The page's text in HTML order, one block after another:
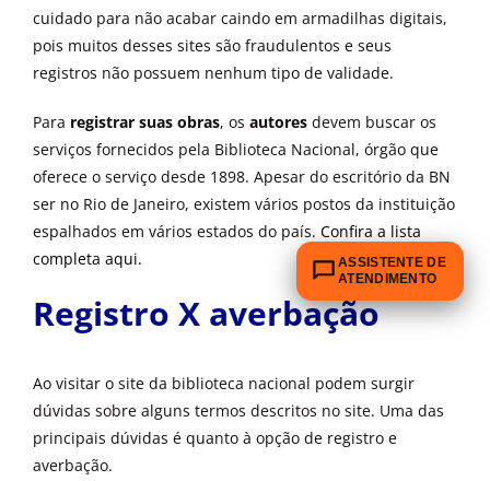
cuidado para não acabar caindo em armadilhas digitais,
pois muitos desses sites são fraudulentos e seus
registros não possuem nenhum tipo de validade.
Para registrar suas obras, os autores devem buscar os
serviços fornecidos pela Biblioteca Nacional, órgão que
oferece o serviço desde 1898. Apesar do escritório da BN
ser no Rio de Janeiro, existem vários postos da instituição
espalhados em vários estados do país. Confira a lista
completa aqui.
Registro X averbação
Ao visitar o site da biblioteca nacional podem surgir
dúvidas sobre alguns termos descritos no site. Uma das
principais dúvidas é quanto à opção de registro e
averbação.
ASSISTENTE DE
ATENDIMENTO